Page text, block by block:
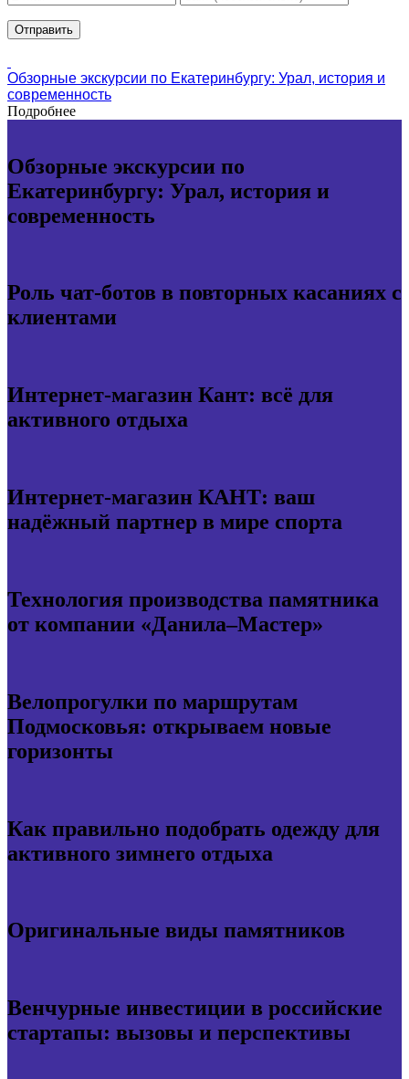
Обзорные экскурсии по Екатеринбургу: Урал, история и
современность
Подробнее
Обзорные экскурсии по
Екатеринбургу: Урал, история и
современность
Роль чат-ботов в повторных касаниях с
клиентами
Интернет-магазин Кант: всё для
активного отдыха
Интернет-магазин КАНТ: ваш
надёжный партнер в мире спорта
Технология производства памятника
от компании «Данила–Мастер»
Велопрогулки по маршрутам
Подмосковья: открываем новые
горизонты
Как правильно подобрать одежду для
активного зимнего отдыха
Оригинальные виды памятников
Венчурные инвестиции в российские
стартапы: вызовы и перспективы